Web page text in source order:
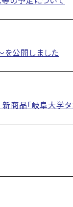
公開しました
商品「岐阜大学タ